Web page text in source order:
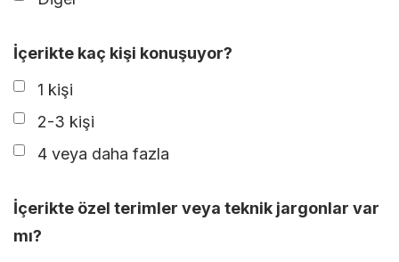
İçerikte kaç kişi konuşuyor?
1 kişi
2-3 kişi
4 veya daha fazla
İçerikte özel terimler veya teknik jargonlar var
mı?